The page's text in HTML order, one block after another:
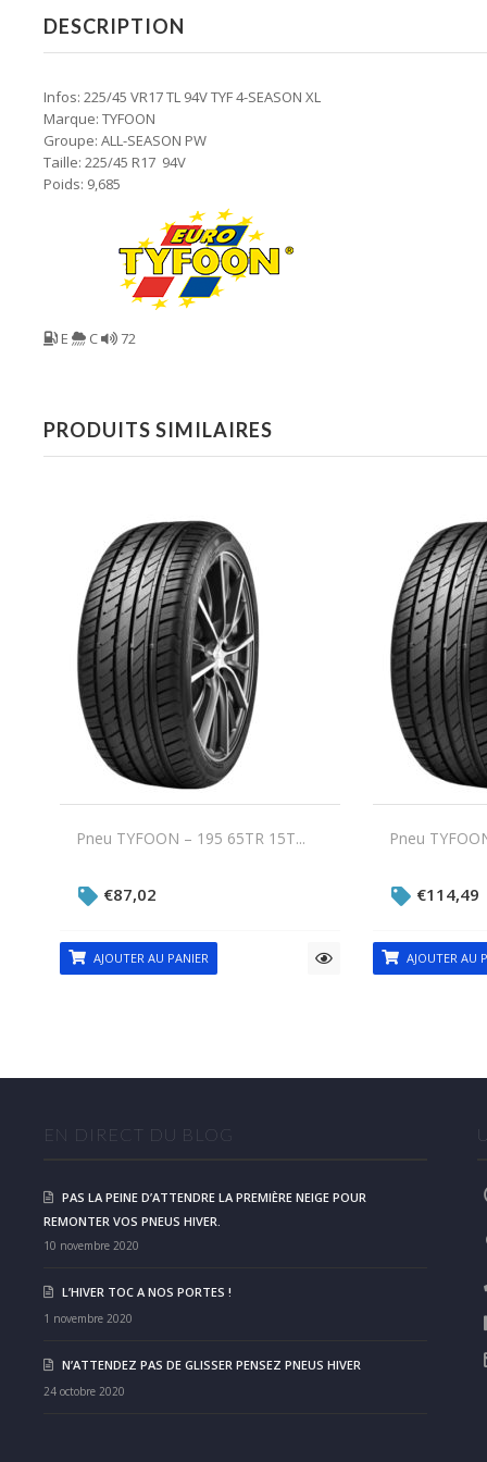
DESCRIPTION
Infos: 225/45 VR17 TL 94V TYF 4-SEASON XL
Marque: TYFOON
Groupe: ALL-SEASON PW
Taille: 225/45 R17 94V
Poids: 9,685
E C 72
PRODUITS SIMILAIRES
Pneu TYFOON – 195 65TR 15T...
€87,02
AJOUTER AU PANIER
Pneu
€114,49
AJOUTER AU
EN DIRECT DU BLOG
PAS LA PEINE D’ATTENDRE LA PREMIÈRE NEIGE POUR
REMONTER VOS PNEUS HIVER.
10 novembre 2020
L’HIVER TOC A NOS PORTES !
1 novembre 2020
N’ATTENDEZ PAS DE GLISSER PENSEZ PNEUS HIVER
24 octobre 2020